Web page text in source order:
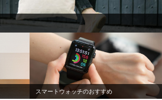
スマートウォッチのおすすめ